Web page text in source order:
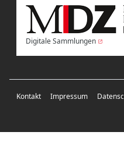
Digitale Sammlungen
Kontakt Impressum